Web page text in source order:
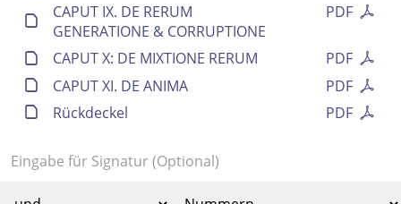
PDF
CAPUT IX. DE RERUM
GENERATIONE & CORRUPTIONE
PDF
CAPUT X: DE MIXTIONE RERUM
PDF
CAPUT XI. DE ANIMA
PDF
Rückdeckel